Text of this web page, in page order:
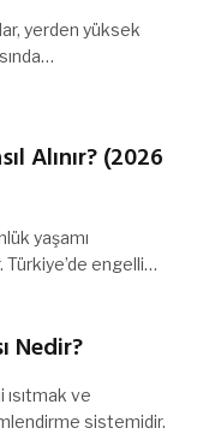
yerden yüksek
Alınır? (2026
yaşamı
Türkiye’de engelli…
Nedir?
ısıtmak ve
sistemidir.